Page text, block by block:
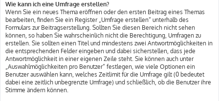
Wie kann ich eine Umfrage erstellen?
Wenn Sie ein neues Thema eröffnen oder den ersten Beitrag eines Themas
bearbeiten, finden Sie ein Register „Umfrage erstellen“ unterhalb des
Formulars zur Beitragserstellung. Sollten Sie diesen Bereich nicht sehen
können, so haben Sie wahrscheinlich nicht die Berechtigung, Umfragen zu
erstellen. Sie sollten einen Titel und mindestens zwei Antwortmöglichkeiten in
die entsprechenden Felder eingeben und dabei sicherstellen, dass jede
Antwortmöglichkeit in einer eigenen Zeile steht. Sie können auch unter
„Auswahlmöglichkeiten pro Benutzer“ festlegen, wie viele Optionen ein
Benutzer auswählen kann, welches Zeitlimit für die Umfrage gilt (0 bedeutet
dabei eine zeitlich unbegrenzte Umfrage) und schließlich, ob die Benutzer ihre
Stimme ändern können.